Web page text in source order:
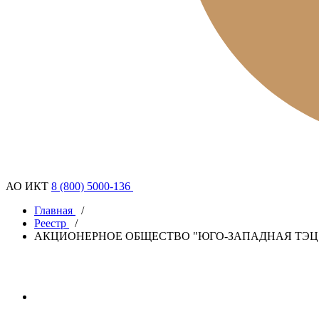
АО ИКТ 8 (800) 5000-136
Главная
/
Реестр
/
АКЦИОНЕРНОЕ ОБЩЕСТВО "ЮГО-ЗАПАДНАЯ